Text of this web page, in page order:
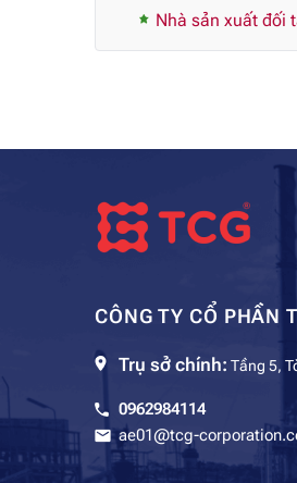
Nhà sản xuất đối
CÔNG TY CỔ PHẦN
Trụ sở chính: Tầng 5,
0962984114
ae01@tcg-